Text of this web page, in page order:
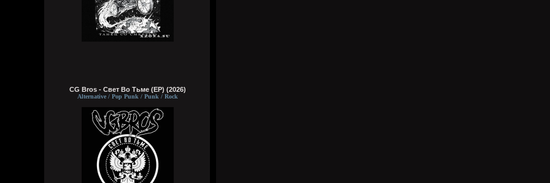
CG Bros - Свет Во Тьме (EP) (2026)
Alternative / Pop Punk / Punk / Rock